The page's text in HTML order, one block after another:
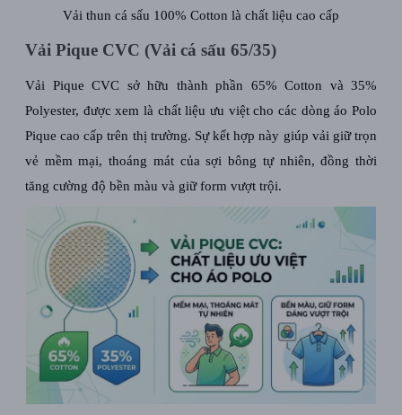
Vải thun cá sấu 100% Cotton là chất liệu cao cấp
Vải Pique CVC (Vải cá sấu 65/35)
Vải Pique CVC sở hữu thành phần 65% Cotton và 35%
Polyester, được xem là chất liệu ưu việt cho các dòng áo Polo
Pique cao cấp trên thị trường. Sự kết hợp này giúp vải giữ trọn
vẻ mềm mại, thoáng mát của sợi bông tự nhiên, đồng thời
tăng cường độ bền màu và giữ form vượt trội.